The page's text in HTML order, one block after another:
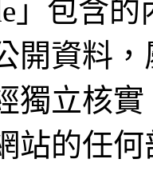
」包含
開資料
獨立核
站的任